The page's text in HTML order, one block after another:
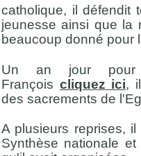
catholique, il défendit
jeunesse ainsi que la
beaucoup donné pour
Un an jour
François cliquez ici,
des sacrements de
A plusieurs reprises,
Synthèse nationale